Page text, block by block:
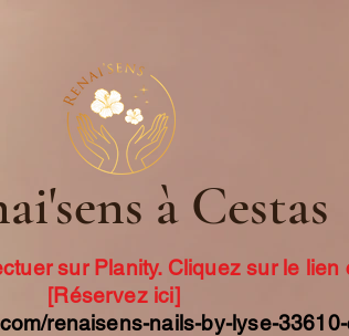
à Cestas
sur Planity. Cliquez sur le
[Réservez ici]
renaisens-nails-by-lyse-